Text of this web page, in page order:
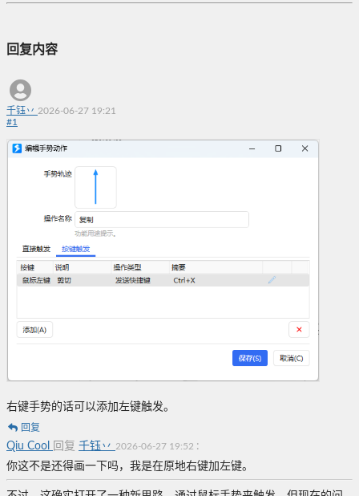
回复内容
千钰丷 2026-06-27 19:21
#1
右键手势的话可以添加左键触发。
回复
Qiu Cool 回复 千钰丷 2026-06-27 19:52 :
你这不是还得画一下吗，我是在原地右键加左键。